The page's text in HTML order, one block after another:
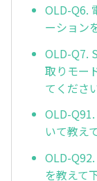
OLD-Q6.
ーション
OLD-Q7.
取りモー
てくださ
OLD-
いて教え
OLD-
を教えて